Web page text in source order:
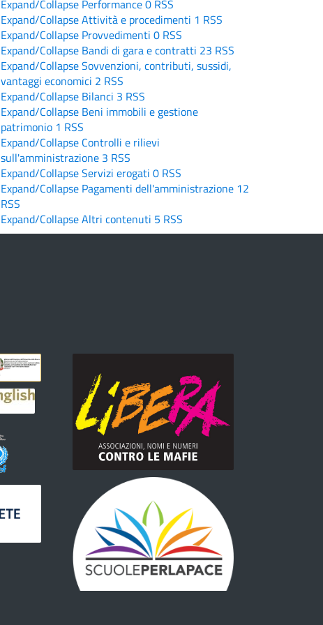
Expand/Collapse Performance0 RSS
Expand/CollapseAttività e procedimenti 1 RSS
Expand/Collapse Provvedimenti 0 RSS
Expand/Collapse Bandi di gara e contratti 23 RSS
Expand/CollapseSovvenzioni, contributi, sussidi,
vantaggi economici 2 RSS
Expand/Collapse Bilanci 3 RSS
Expand/Collapse Beni immobili e gestione
patrimonio 1 RSS
Expand/Collapse Controlli e rilievi
sull'amministrazione 3 RSS
Expand/CollapseServizi erogati 0 RSS
Expand/Collapse Pagamenti dell'amministrazione 12
RSS
Expand/CollapseAltri contenuti 5 RSS